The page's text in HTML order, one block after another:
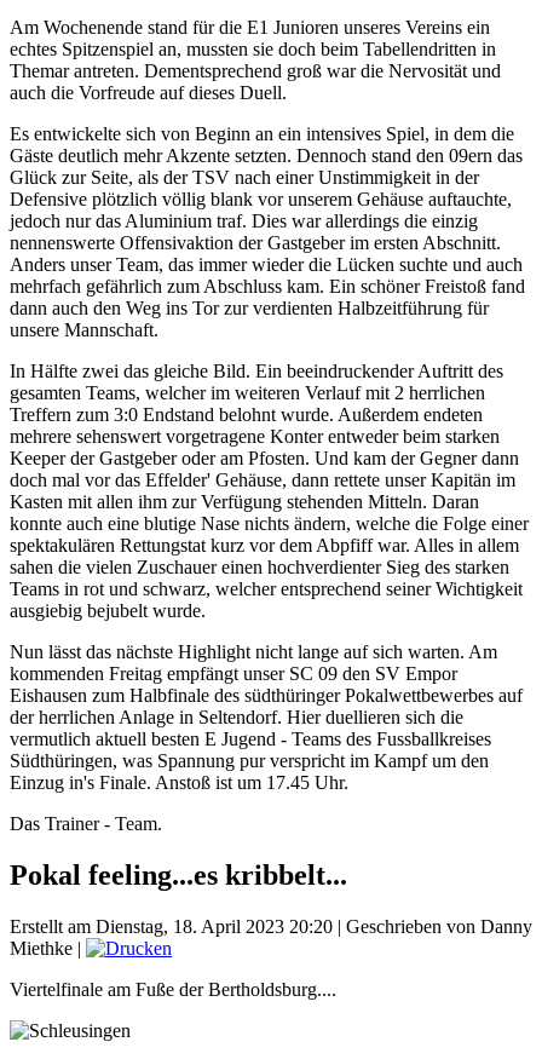
Am Wochenende stand für die E1 Junioren unseres Vereins ein
echtes Spitzenspiel an, mussten sie doch beim Tabellendritten in
Themar antreten. Dementsprechend groß war die Nervosität und
auch die Vorfreude auf dieses Duell.
Es entwickelte sich von Beginn an ein intensives Spiel, in dem die
Gäste deutlich mehr Akzente setzten. Dennoch stand den 09ern das
Glück zur Seite, als der TSV nach einer Unstimmigkeit in der
Defensive plötzlich völlig blank vor unserem Gehäuse auftauchte,
jedoch nur das Aluminium traf. Dies war allerdings die einzig
nennenswerte Offensivaktion der Gastgeber im ersten Abschnitt.
Anders unser Team, das immer wieder die Lücken suchte und auch
mehrfach gefährlich zum Abschluss kam. Ein schöner Freistoß fand
dann auch den Weg ins Tor zur verdienten Halbzeitführung für
unsere Mannschaft.
In Hälfte zwei das gleiche Bild. Ein beeindruckender Auftritt des
gesamten Teams, welcher im weiteren Verlauf mit 2 herrlichen
Treffern zum 3:0 Endstand belohnt wurde. Außerdem endeten
mehrere sehenswert vorgetragene Konter entweder beim starken
Keeper der Gastgeber oder am Pfosten. Und kam der Gegner dann
doch mal vor das Effelder' Gehäuse, dann rettete unser Kapitän im
Kasten mit allen ihm zur Verfügung stehenden Mitteln. Daran
konnte auch eine blutige Nase nichts ändern, welche die Folge einer
spektakulären Rettungstat kurz vor dem Abpfiff war. Alles in allem
sahen die vielen Zuschauer einen hochverdienter Sieg des starken
Teams in rot und schwarz, welcher entsprechend seiner Wichtigkeit
ausgiebig bejubelt wurde.
Nun lässt das nächste Highlight nicht lange auf sich warten. Am
kommenden Freitag empfängt unser SC 09 den SV Empor
Eishausen zum Halbfinale des südthüringer Pokalwettbewerbes auf
der herrlichen Anlage in Seltendorf. Hier duellieren sich die
vermutlich aktuell besten E Jugend - Teams des Fussballkreises
Südthüringen, was Spannung pur verspricht im Kampf um den
Einzug in's Finale. Anstoß ist um 17.45 Uhr.
Das Trainer - Team.
Pokal feeling...es kribbelt...
Erstellt am Dienstag, 18. April 2023 20:20 | Geschrieben von Danny
Miethke |
Viertelfinale am Fuße der Bertholdsburg....